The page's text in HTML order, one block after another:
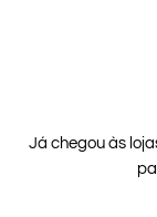
Já chegou às